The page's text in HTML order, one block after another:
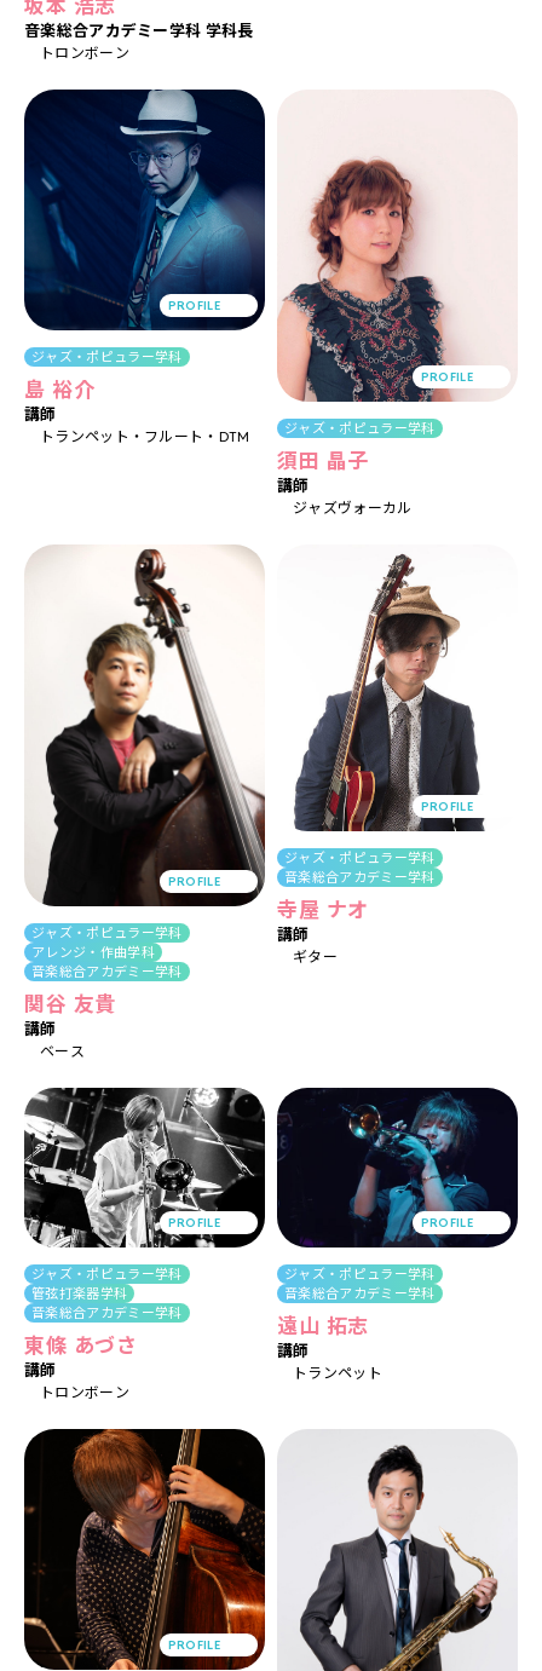
坂本 浩志
音楽総合アカデミー学科 学科長
トロンボーン
PROFILE
ジャズ・ポピュラー学科
島 裕介
講師
トランペット フルート DTM
PROFILE
ジャズ・ポピュラー学科
須田 晶子
講師
ジャズヴォーカル
PROFILE
ジャズ・ポピュラー学科
アレンジ・作曲学科
音楽総合アカデミー学科
関谷 友貴
講師
ベース
PROFILE
ジャズ・ポピュラー学科
音楽総合アカデミー学科
寺屋 ナオ
講師
ギター
PROFILE
ジャズ・ポピュラー学科
管弦打楽器学科
音楽総合アカデミー学科
東條 あづさ
講師
トロンボーン
PROFILE
ジャズ・ポピュラー学科
音楽総合アカデミー学科
遠山 拓志
講師
トランペット
PROFILE